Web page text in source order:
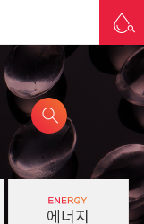
에너지